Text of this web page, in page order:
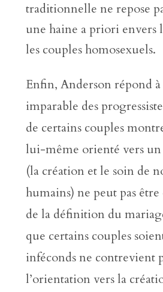
traditionnelle ne repose
une haine a priori envers
les couples homosexuels.
Enfin, Anderson répond
imparable des
de certains couples
lui-même orienté vers
(la création et le soin de
humains) ne peut pas
de la définition du
que certains couples
inféconds ne contrevient
l’orientation vers la